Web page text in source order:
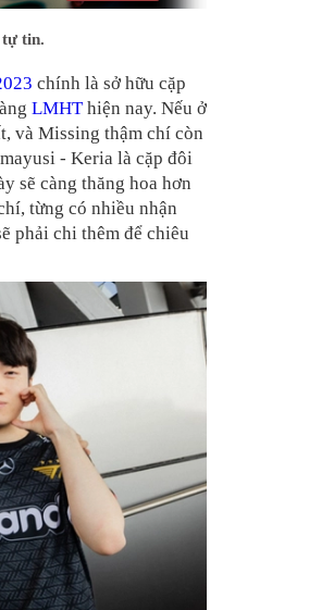
tự tin.
chính là sở hữu cặp
LMHThiện nay. Nếu ở
và Missing thậm chí còn
- Keria là cặp đôi
sẽ càng thăng hoa hơn
từng có nhiều nhận
phải chi thêm để chiêu